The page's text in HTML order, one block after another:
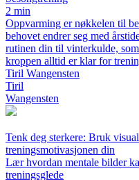
2 min
Oppvarming er nøkkelen til
behovet endrer seg med
rutinen din til vinterkulde,
kroppen alltid er klar for
Tiril Wangensten
Tiril
Wangensten
Tenk deg sterkere: Bruk
treningsmotivasjonen din
Lær hvordan mentale bilder
treningsglede